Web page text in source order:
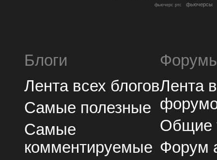
фьючерс ртс фьючерсы
Блоги
Лента всех блогов
Самые полезные
Самые
комментируемые
Лента
Общие
Форум